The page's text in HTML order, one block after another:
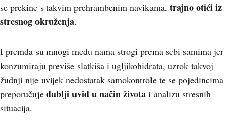
se prekine s takvim prehrambenim navikama, trajno otići iz
stresnog okruženja.
I premda su mnogi među nama strogi prema sebi samima jer
konzumiraju previše slatkiša i ugljikohidrata, uzrok takvoj
žudnji nije uvijek nedostatak samokontrole te se pojedincima
preporučuje dublji uvid u način života i analizu stresnih
situacija.